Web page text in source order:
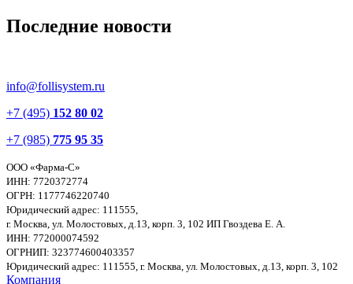
Последние новости
info@follisystem.ru
+7 (495) 152 80 02
+7 (985) 775 95 35
ООО «Фарма-С»
ИНН: 7720372774
ОГРН: 1177746220740
Юридический адрес: 111555,
г. Москва, ул. Молостовых, д.13, корп. 3, 102 ИП Гвоздева Е. А.
ИНН: 772000074592
ОГРНИП: 323774600403357
Юридический адрес: 111555, г. Москва, ул. Молостовых, д.13, корп. 3, 102
Компания